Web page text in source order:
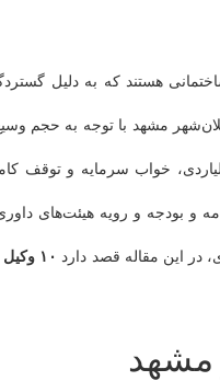
هستند که به دلیل
مشهد با توجه به حجم
خواب سرمایه و توقف
و بودجه و رویه هیئت‌های
در این مقاله قصد دارد ۱۰ وکیل برتر پیمانکاری در مشهد
مشهد